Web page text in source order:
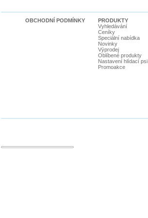
OBCHODNÍ PODMÍNKY
PRODUKTY
Vyhledávání
Ceníky
Speciální nabídka
Novinky
Výprodej
Oblíbené produkty
Nastavení hlídací psi
Promoakce